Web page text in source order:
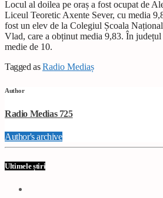
Locul al doilea pe oraș a fost ocupat de
Liceul Teoretic Axente Sever, cu media
fost un elev de la Colegiul Școala
Vlad, care a obținut media 9,83. În
medie de 10.
Tagged asRadio Mediaș
Author
Radio Medias 725
Author's archive
Ultimele știri